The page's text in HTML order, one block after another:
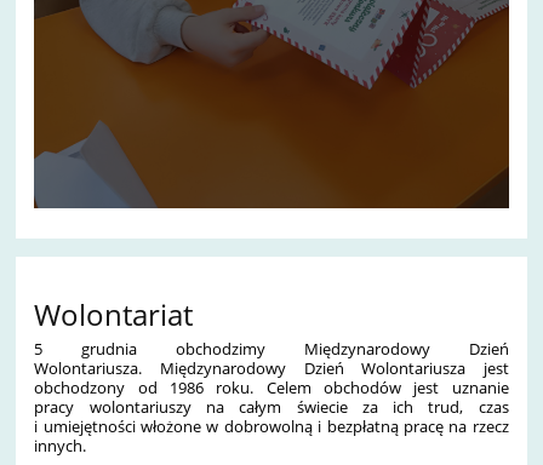
Wolontariat
5 grudnia obchodzimy Międzynarodowy Dzień
Wolontariusza. Międzynarodowy Dzień Wolontariusza jest
obchodzony od 1986 roku. Celem obchodów jest uznanie
pracy
wolontariuszy
na całym świecie za ich trud, czas
i umiejętności włożone w dobrowolną i bezpłatną pracę na rzecz
innych.